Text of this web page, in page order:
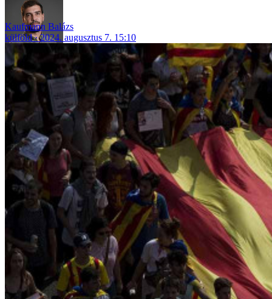
Kaufmann Balázs
külföld
2024. augusztus 7. 15:10